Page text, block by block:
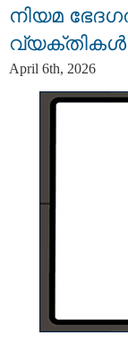
നിയമ
വ്യക്തികൾ
April 6th, 2026